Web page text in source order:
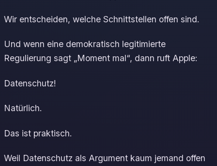
Wir entscheiden, welche Schnittstellen offen sind.
Und wenn eine demokratisch legitimierte
Regulierung sagt „Moment mal“, dann ruft Apple:
Datenschutz!
Natürlich.
Das ist praktisch.
Weil Datenschutz als Argument kaum jemand offen